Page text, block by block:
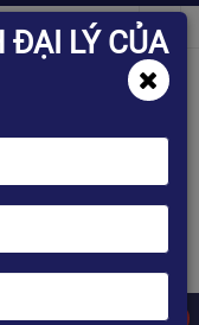
ĐẠI LÝ CỦA